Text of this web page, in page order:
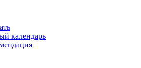
календарь